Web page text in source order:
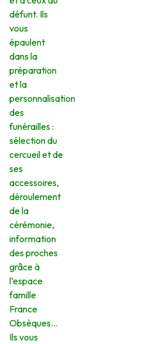
défunt. Ils
vous
épaulent
dans la
préparation
et la
personnalisation
des
funérailles :
sélection du
cercueil et de
ses
accessoires,
déroulement
de la
cérémonie,
information
des proches
grâce à
l’espace
famille
France
Obsèques…
Ils vous